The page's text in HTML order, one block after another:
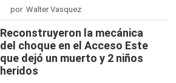
por Walter Vasquez
Reconstruyeron la mecánica
del choque en el Acceso Este
que dejó un muerto y 2 niños
heridos